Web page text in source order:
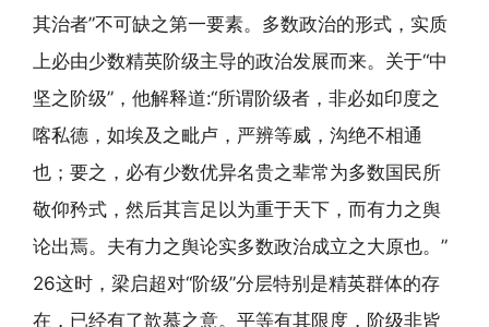
其治者”不可缺之第一要素。多数政治的形式，实质
上必由少数精英阶级主导的政治发展而来。关于“中
坚之阶级”，他解释道:“所谓阶级者，非必如印度之
喀私德，如埃及之毗卢，严辨等威，沟绝不相通
也；要之，必有少数优异名贵之辈常为多数国民所
敬仰矜式，然后其言足以为重于天下，而有力之舆
论出焉。夫有力之舆论实多数政治成立之大原也。”
26这时，梁启超对“阶级”分层特别是精英群体的存
在，已经有了歆慕之意。平等有其限度，阶级非皆